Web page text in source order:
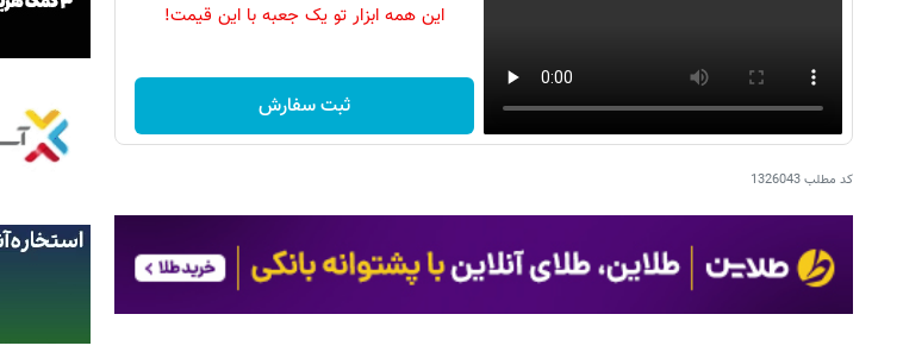
این همه ابزار تو یک جعبه با این قیمت!
ثبت سفارش
کد مطلب1326043